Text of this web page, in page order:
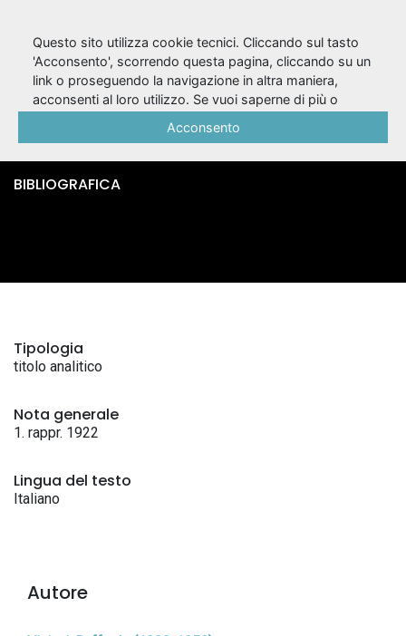
'O fatto 'e cronaca /
Raffaele Viviani
BIBLIOGRAFICA
Tipologia
titolo analitico
Nota generale
1. rappr. 1922
Lingua del testo
Italiano
Autore
Questo sito utilizza cookie tecnici. Cliccando sul tasto
'Acconsento', scorrendo questa pagina, cliccando su un
link o proseguendo la navigazione in altra maniera,
acconsenti al loro utilizzo. Se vuoi saperne di più o
Acconsento